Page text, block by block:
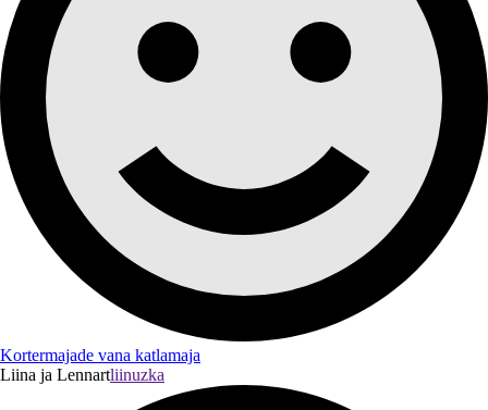
Kortermajade vana katlamaja
Liina ja Lennartliinuzka